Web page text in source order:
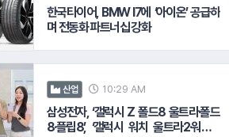
한국타이어, BMW I7에 ‘아이온’ 공급하
며 전동화 파트너십 강화
산업 10:29 AM
삼성전자, ‘갤럭시 Z 폴드8 울트라·폴드
8·플립8’, ‘갤럭시 워치 울트라2·워치9’